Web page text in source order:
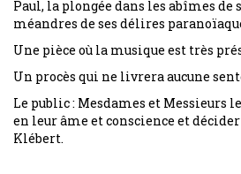
Paul, la plongée dans les abîmes de
méandres de ses délires
Une pièce où la musique est très
Un procès qui ne livrera aucune
Le public : Mesdames et Messieurs
en leur âme et conscience et
Klébert.